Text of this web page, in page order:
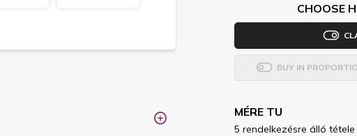
CHOOSE
BUY IN
MÉRE TU
5 rendelkezésre álló tétele